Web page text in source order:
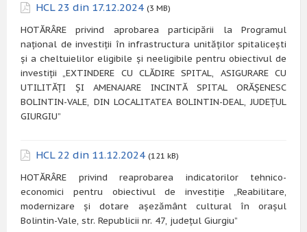
HCL 23 din 17.12.2024 (3 MB)
HOTĂRÂRE privind aprobarea participării la Programul
național de investiții în infrastructura unităților spitalicești
și a cheltuielilor eligibile și neeligibile pentru obiectivul de
investiții „EXTINDERE CU CLĂDIRE SPITAL, ASIGURARE CU
UTILITĂȚI ȘI AMENAJARE INCINTĂ SPITAL ORĂȘENESC
BOLINTIN-VALE, DIN LOCALITATEA BOLINTIN-DEAL, JUDEȚUL
GIURGIU”
HCL 22 din 11.12.2024 (121 kB)
HOTĂRÂRE privind reaprobarea indicatorilor tehnico-
economici pentru obiectivul de investiție „Reabilitare,
modernizare și dotare așezământ cultural în orașul
Bolintin-Vale, str. Republicii nr. 47, județul Giurgiu”